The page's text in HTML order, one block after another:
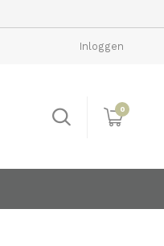
Inloggen
0